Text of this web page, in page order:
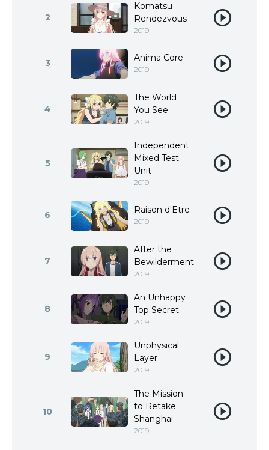
2
Komatsu
Rendezvous
2019
3 Anima Core
2019
4
The World
You See
2019
5
Independent
Mixed Test
Unit
2019
6 Raison d'Etre
2019
7
After the
Bewilderment
2019
8
An Unhappy
Top Secret
2019
9
Unphysical
Layer
2019
10
The Mission
to Retake
Shanghai
2019